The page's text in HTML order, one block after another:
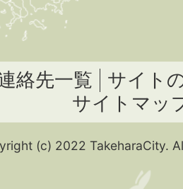
絡先一覧
サイト
サイトマッ
(c) 2022 TakeharaCity.